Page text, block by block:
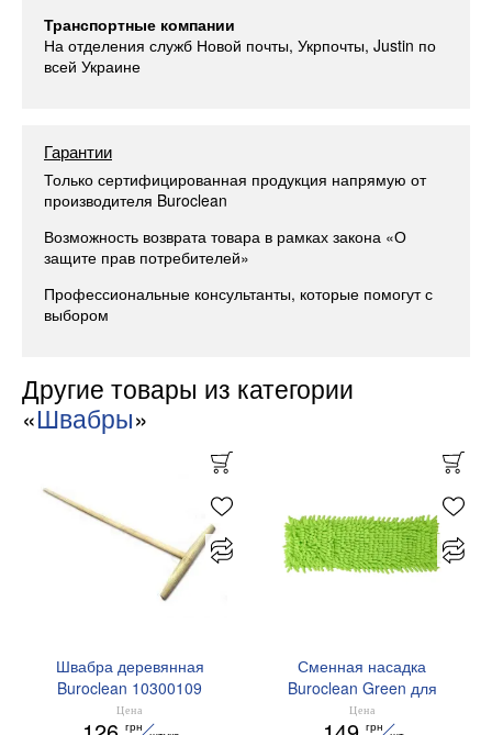
Транспортные компании
На отделения служб Новой почты, Укрпочты, Justin по
всей Украине
Гарантии
Только сертифицированная продукция напрямую от
производителя Buroclean
Возможность возврата товара в рамках закона «О
защите прав потребителей»
Профессиональные консультанты, которые помогут с
выбором
Другие товары из категории
«Швабры»
Швабра деревянная
Buroclean 10300109
Цена
грн
Сменная насадка
Buroclean Green для
швабры шинил 44x13 см
Цена
грн